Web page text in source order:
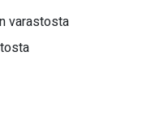
varastosta